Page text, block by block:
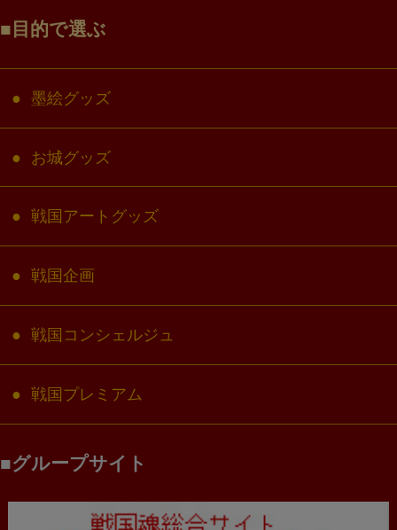
目的で選ぶ
墨絵グッズ
お城グッズ
戦国アートグッズ
戦国企画
戦国コンシェルジュ
戦国プレミアム
グループサイト